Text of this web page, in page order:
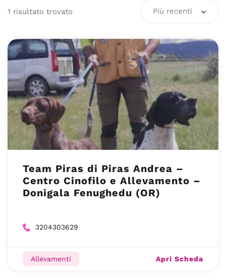
1 risultato trovato Più recenti
Team Piras di Piras Andrea –
Centro Cinofilo e Allevamento –
Donigala Fenughedu (OR)
3204303629
Allevamenti Apri Scheda